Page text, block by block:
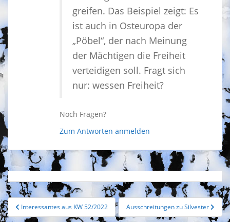
greifen. Das Beispiel zeigt: Es
ist auch in Osteuropa der
„Pöbel“, der nach Meinung
der Mächtigen die Freiheit
verteidigen soll. Fragt sich
nur: wessen Freiheit?
Noch Fragen?
Zum Antworten anmelden
Beitragsnavigation
Interessantes aus KW 52/2022 Ausschreitungen zu Silvester